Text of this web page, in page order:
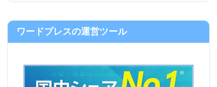
ワードプレスの運営ツール